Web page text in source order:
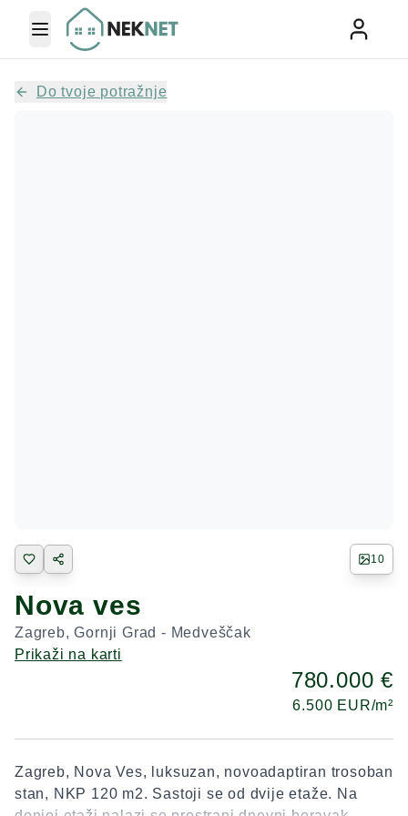
Toggle Menu
Do tvoje potražnje
10
Nova ves
Zagreb,Gornji Grad - Medveščak
Prikaži na karti
780.000 €
6.500 EUR/m²
Zagreb, Nova Ves, luksuzan, novoadaptiran trosoban
stan, NKP 120 m2. Sastoji se od dvije etaže. Na